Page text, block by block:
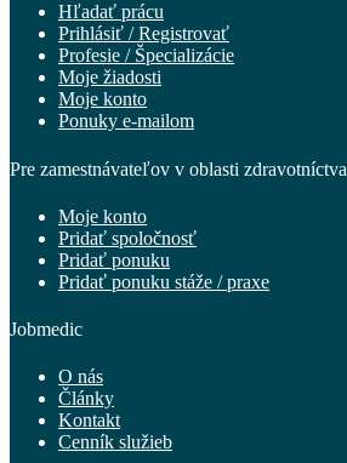
Hľadať prácu
Prihlásiť / Registrovať
Profesie / Špecializácie
Moje žiadosti
Moje konto
Ponuky e-mailom
Pre zamestnávateľov v oblasti zdravotníctva
Moje konto
Pridať spoločnosť
Pridať ponuku
Pridať ponuku stáže / praxe
Jobmedic
O nás
Články
Kontakt
Cenník služieb